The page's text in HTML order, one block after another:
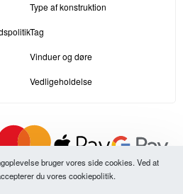
Type af konstruktion
Tag
Vinduer og døre
Vedligeholdelse
bruger vores side cookies. Ved at
du vores cookiepolitik.